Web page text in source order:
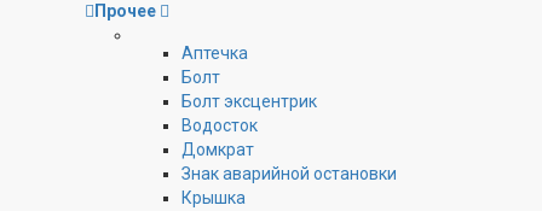
Прочее
Аптечка
Болт
Болт эксцентрик
Водосток
Домкрат
Знак аварийной остановки
Крышка